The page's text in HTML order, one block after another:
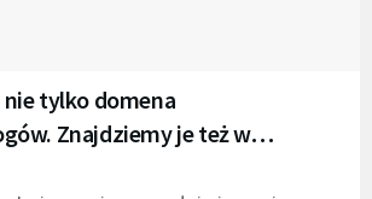
tylko domena
Znajdziemy je też w…